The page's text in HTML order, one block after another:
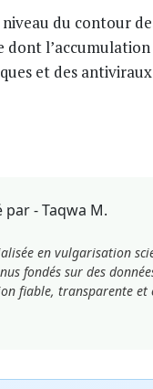
du contour
et des
- Taqwa M.
en vulgarisation
fondés sur des
fiable, transparente